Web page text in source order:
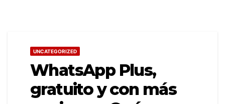
UNCATEGORIZED
WhatsApp Plus,
gratuito y con más